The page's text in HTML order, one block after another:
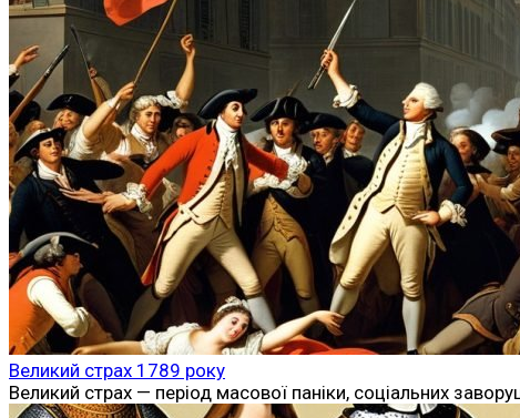
Великий страх 1789 року
Великий страх — період масової паніки, соціальних